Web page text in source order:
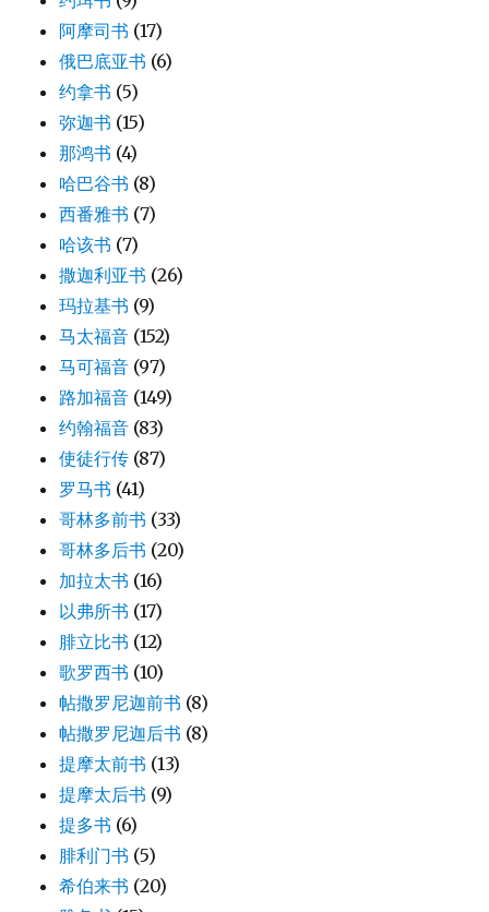
阿摩司书 (17)
俄巴底亚书 (6)
约拿书 (5)
弥迦书 (15)
那鸿书 (4)
哈巴谷书 (8)
西番雅书 (7)
哈该书 (7)
撒迦利亚书 (26)
玛拉基书 (9)
马太福音 (152)
马可福音 (97)
路加福音 (149)
约翰福音 (83)
使徒行传 (87)
罗马书 (41)
哥林多前书 (33)
哥林多后书 (20)
加拉太书 (16)
以弗所书 (17)
腓立比书 (12)
歌罗西书 (10)
帖撒罗尼迦前书 (8)
帖撒罗尼迦后书 (8)
提摩太前书 (13)
提摩太后书 (9)
提多书 (6)
腓利门书 (5)
希伯来书 (20)